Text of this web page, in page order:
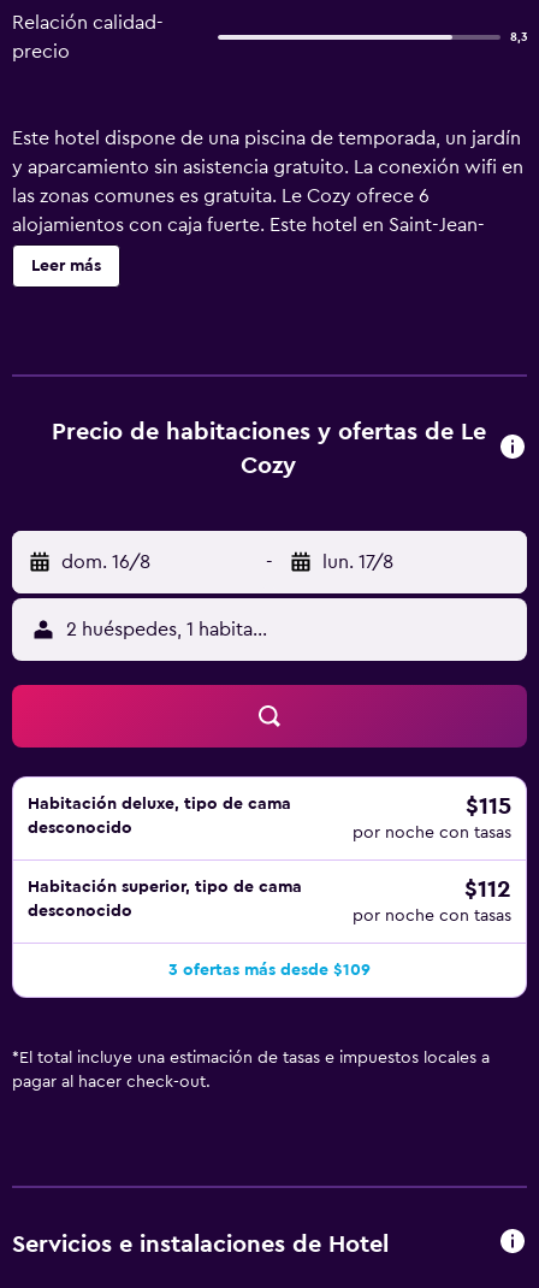
Relación calidad-
precio
8,3
Este hotel dispone de una piscina de temporada, un jardín
y aparcamiento sin asistencia gratuito. La conexión wifi en
las zonas comunes es gratuita. Le Cozy ofrece 6
alojamientos con caja fuerte. Este hotel en Saint-Jean-
Poutge ofrece acceso a Internet wifi gratis con una
velocidad de 100 Mbps o más (para 1 o 2 personas, o hasta
Leer más
Precio de habitaciones y ofertas de Le
Cozy
dom. 16/8 - lun. 17/8
2 huéspedes, 1 habitación
Habitación deluxe, tipo de cama
desconocido
$115
por noche con tasas
Habitación superior, tipo de cama
desconocido
$112
por noche con tasas
3 ofertas más desde $109
* El total incluye una estimación de tasas e impuestos locales a
pagar al hacer check-out.
Servicios e instalaciones de Hotel